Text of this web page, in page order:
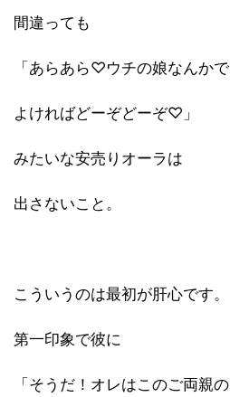
間違っても
「あらあら♡ウチの娘なんかで
よければどーぞどーぞ♡」
みたいな安売りオーラは
出さないこと。
こういうのは最初が肝心です。
第一印象で彼に
「そうだ！オレはこのご両親の